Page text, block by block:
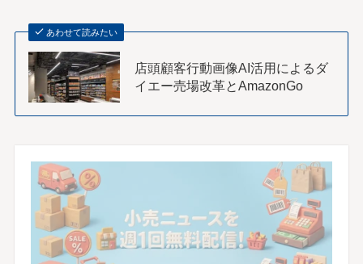
あわせて読みたい
店頭顧客行動画像AI活用によるダ
イエー売場改革とAmazonGo